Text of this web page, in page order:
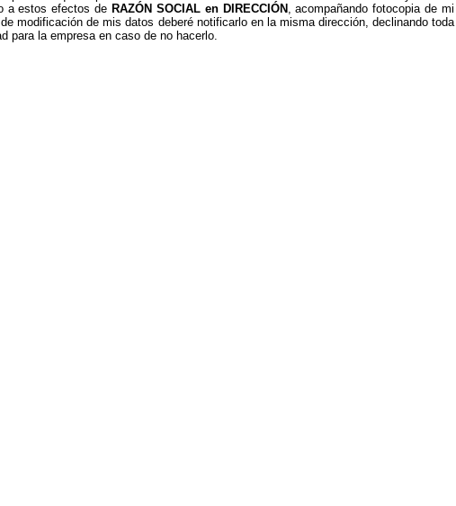
a estos efectos de RAZÓN SOCIAL en DIRECCIÓN , acompañando fotocopia de mi
modificación de mis datos deberé notificarlo en la misma dirección, declinando toda
para la empresa en caso de no hacerlo.